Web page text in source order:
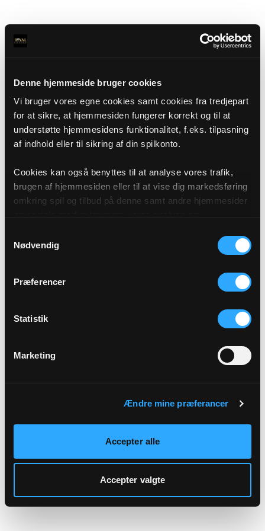
Denne hjemmeside bruger cookies
Vi bruger vores egne cookies samt cookies fra tredjepart
for at sikre, at hjemmesiden fungerer korrekt og til at
understøtte hjemmesidens funktionalitet, f.eks. tilpasning
af indhold eller til sikring af din spilkonto.
Cookies kan også benyttes til at analyse vores trafik,
brugen af hjemmesiden eller til at vise dig markedsføring
omkring spil og tilbud på denne samt andre hjemmesider
af cookies under "Detaljer" eller ved at klikke videre til
vores Cookiepolitik, som du finder i bunden af vores
Nødvendig
Præferencer
Statistik
Marketing
Ændre mine præferancer
Accepter alle
Accepter valgte